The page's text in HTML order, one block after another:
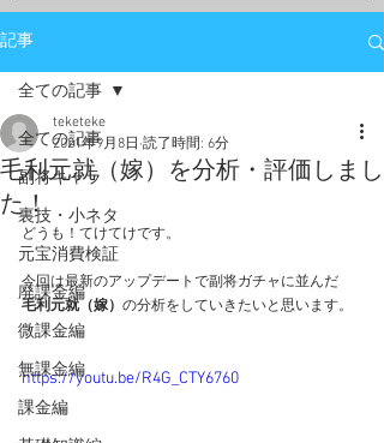
記事
全ての記事
副将キャラ
裏技・小ネタ
元宝消費検証
廃課金編
微課金編
無課金編
課金編
全ての記事
毛利元就（嫁）を分析・評価しまし
た！
teketeke
2021年9月8日 読了時間: 6分
どうも！てけてけです。
今回は最新のアップデートで副将ガチャに並んだ
毛利元就（嫁） の分析をしていきたいと思います。
https://youtu.be/R4G_CTY6760